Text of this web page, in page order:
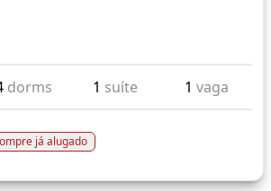
dorms 1 suíte 1 vaga
já alugado